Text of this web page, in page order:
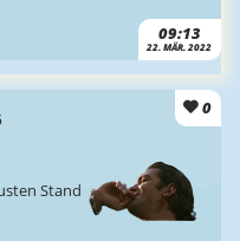
09:13
22. MÄR. 2022
0
Stand